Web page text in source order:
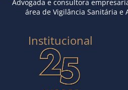
Advogada e consultora
área de Vigilância Sanitária e
Institucional